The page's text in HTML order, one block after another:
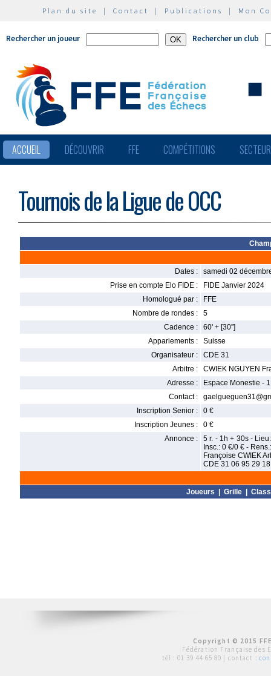
Plan du site | Contact | Publications | Mon
Rechercher un joueur Rechercher un club
ACCUEIL DÉCOUVRIR FFE COMPÉTITIONS
Tournois de la Ligue de OCC
Dates :
samedi 02
Prise en compte Elo FIDE :
FIDE Janvier 2024
Homologué par :
FFE
Nombre de rondes :
5
Cadence :
60' + [30'']
Appariements :
Suisse
Organisateur :
CDE 31
Arbitre :
CWIEK NGUYEN
Adresse :
Espace Monestie -
Contact :
Inscription Senior :
0 €
Inscription Jeunes :
0 €
Annonce :
5 r. - 1h + 30s -
Insc.: 0 €/0 € -
Françoise CWIEK
CDE 31 06 95 29
Joueurs Grille
Copyright © 2015
Fédération Française des
tél : 01 39 44 65 80 | contact :